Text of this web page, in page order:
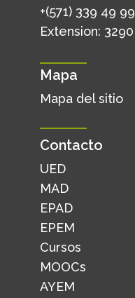
+(571) 339 49 99
Extension: 3290
Mapa
Mapa del sitio
Contacto
UED
MAD
EPAD
EPEM
Cursos
MOOCs
AYEM